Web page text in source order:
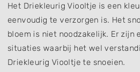
Het Driekleurig Viooltje is een
eenvoudig te verzorgen is. Het
bloem is niet noodzakelijk. Er zijn
situaties waarbij het wel
Driekleurig Viooltje te snoeien.